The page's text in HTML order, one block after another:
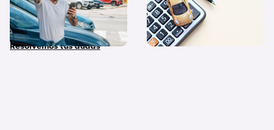
coche nuevo, coche de
stock y coche de Km 0?
Resolvemos tus dudas
pago al contado o financio
su compra?